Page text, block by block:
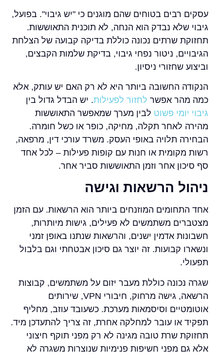
עסקים רבים בטוחים שהם מוגנים כי "יש גיבוי". בפועל,
גיבוי שלא נבדק הוא הנחה, לא תוכנית התאוששות.
תחזוקת שרתים נכונה כוללת בדיקה קבועה של הצלחת
הגיבויים, ניטור נפחי גיבוי, בדיקת שלמות הקבצים,
וביצוע שחזורי ניסיון.
הנקודה החשובה ביותר היא לא רק האם יש עותק, אלא
כמה מהר אפשר לחזור לפעילות. יש הבדל גדול בין
גיבוי יומי פשוט לבין מערך שמאפשר התאוששות
מהירה לאחר תקלה, מחיקה, כופר או כשל חומרה.
הבחירה תלויה באופי העסק. משרד עורכי דין, מרפאה,
רשות מקומית או חנות עם קופות פעילות – לכל אחד
סף סיכון אחר וזמן התאוששות סביר אחר.
ניהול הרשאות וגישה
אחד התחומים המוזנחים ביותר הוא הרשאות. עם הזמן
מצטברים משתמשים לא פעילים, גישות מיותרות,
חשבונות אדמין ישנים, והרשאות שנתנו באופן זמני
ונשארו קבועות. זה יוצר גם סיכון אבטחתי וגם בלבול
תפעולי.
שגרה נכונה כוללת מעבר יזום על משתמשים, קבוצות
הרשאה, גישה מרחוק, חיבורי VPN, שירותים
אוטומטיים וסיסמאות מערכת. כשעובד עוזב, מחליף
תפקיד או עובר למחלקה אחרת, זה צריך להתעדכן מיד.
תחזוקת שרת טובה מגינה לא רק מפני תוקף חיצוני
אלא גם מפני חשיפות פנימיות שנוצרות משגרה לא